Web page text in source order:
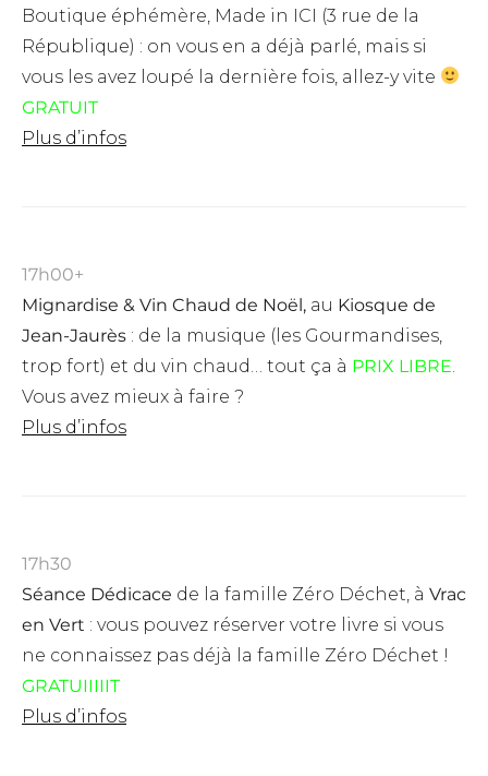
Boutique éphémère, Made in ICI (3 rue de la
République) : on vous en a déjà parlé, mais si
vous les avez loupé la dernière fois, allez-y vite
GRATUIT
Plus d’infos
17h00+
Mignardise & Vin Chaud de Noël, au Kiosque de
Jean-Jaurès : de la musique (les Gourmandises,
trop fort) et du vin chaud… tout ça à PRIX LIBRE
Vous avez mieux à faire ?
Plus d’infos
17h30
Séance Dédicace de la famille Zéro Déchet, à Vrac
en Vert : vous pouvez réserver votre livre si vous
ne connaissez pas déjà la famille Zéro Déchet !
GRATUIIIIIT
Plus d’infos